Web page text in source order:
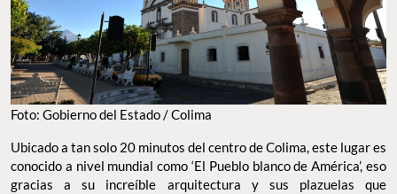
Foto: Gobierno del Estado / Colima
Ubicado a tan solo 20 minutos del centro de Colima, este lugar es
conocido a nivel mundial como ‘El Pueblo blanco de América’, eso
gracias a su increíble arquitectura y sus plazuelas que